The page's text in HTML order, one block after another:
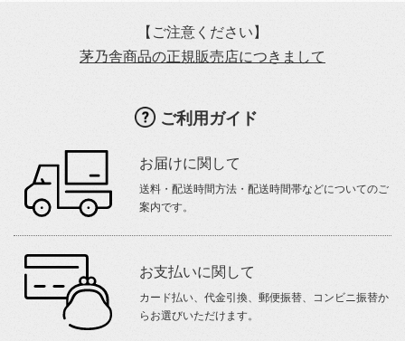
【ご注意ください】
茅乃舎商品の正規販売店につきまして
ご利用ガイド
お届けに関して
送料・配送時間方法・配送時間帯などについてのご
案内です。
お支払いに関して
カード払い、代金引換、郵便振替、コンビニ振替か
らお選びいただけます。